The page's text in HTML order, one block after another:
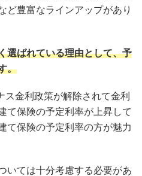
ど豊富なラインアップがあり
選ばれている理由として、予
。
ス金利政策が解除されて金利
て保険の予定利率が上昇して
て保険の予定利率の方が魅力
いては十分考慮する必要があ